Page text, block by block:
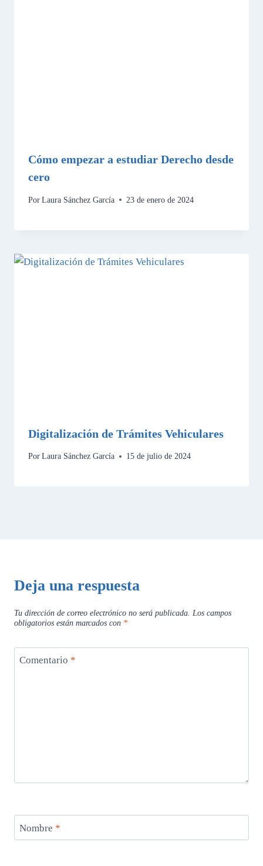
Cómo empezar a estudiar Derecho desde
cero
Por Laura Sánchez García 23 de enero de 2024
Digitalización de Trámites Vehiculares
Por Laura Sánchez García 15 de julio de 2024
Deja una respuesta
Tu dirección de correo electrónico no será publicada. Los campos
obligatorios están marcados con *
Comentario *
Nombre *